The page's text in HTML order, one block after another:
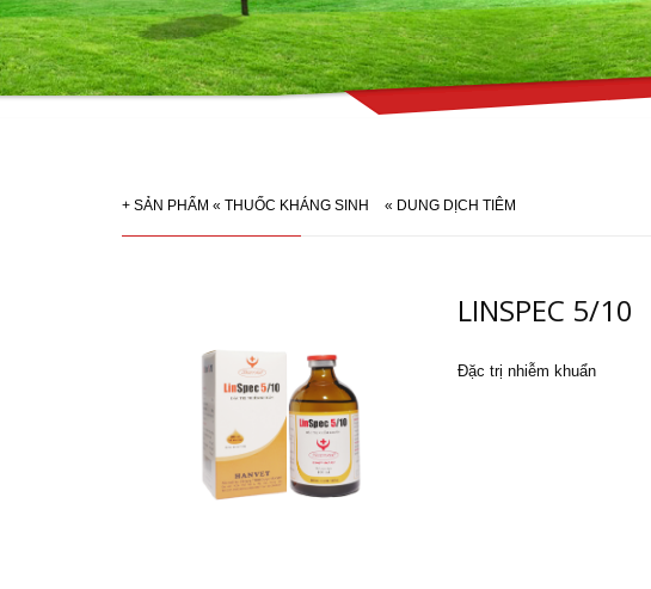
+ SẢN PHẨM « THUỐC KHÁNG SINH « DUNG DỊCH TIÊM
LINSPEC 5/10
Đặc trị nhiễm khuẩn